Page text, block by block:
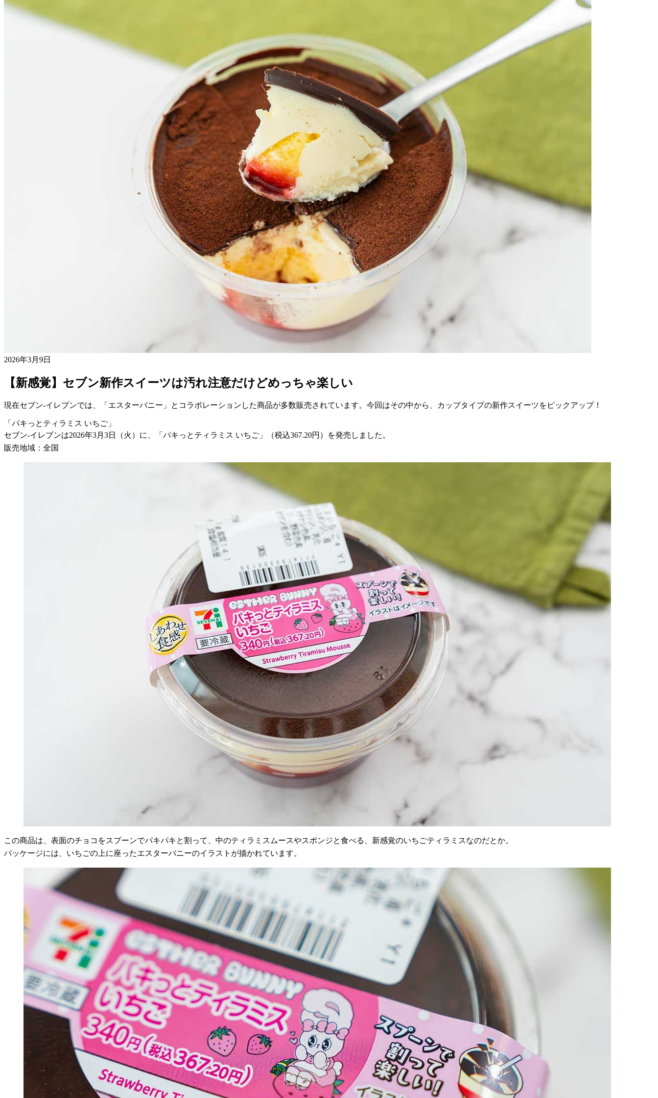
2026年3月9日
【新感覚】セブン新作スイーツは汚れ注意だけどめっちゃ楽しい
現在セブン-イレブンでは、「エスターバニー」とコラボレーションした商品が多数販売されています。今回はその中から、カップタイプの新作スイーツをピックアップ！
「パキっとティラミス いちご」
セブン-イレブンは2026年3月3日（火）に、「パキっとティラミス いちご」（税込367.20円）を発売しました。
販売地域：全国
この商品は、表面のチョコをスプーンでパキパキと割って、中のティラミスムースやスポンジと食べる、新感覚のいちごティラミスなのだとか。
パッケージには、いちごの上に座ったエスターバニーのイラストが描かれています。